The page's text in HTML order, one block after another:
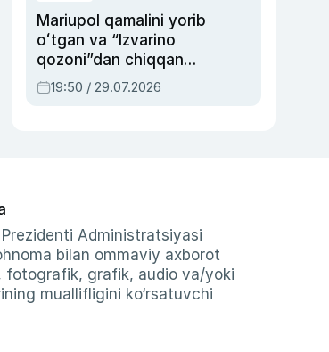
Mariupol qamalini yorib
oʻtgan va “Izvarino
qozoni”dan chiqqan
qahramon — Ukraina
armiyasi bosh
19:50 / 29.07.2026
Administratsiyasi
bilan ommaviy axborot
fotografik, grafik, audio va/yoki
muallifligini ko‘rsatuvchi